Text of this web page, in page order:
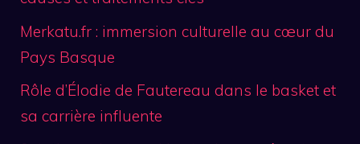
Merkatu.fr : immersion culturelle au cœur du
Pays Basque
Rôle d’Élodie de Fautereau dans le basket et
sa carrière influente